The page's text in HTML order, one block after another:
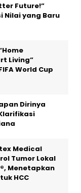
Future!”
Nilai yang Baru
Living”
World Cup
Dirinya
Medical
Tumor Lokal
Menetapkan
HCC